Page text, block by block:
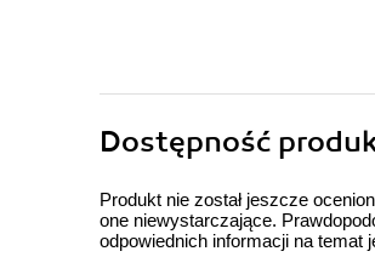
Dostępność
Produkt nie został jeszcze
one niewystarczające.
odpowiednich informacji na temat